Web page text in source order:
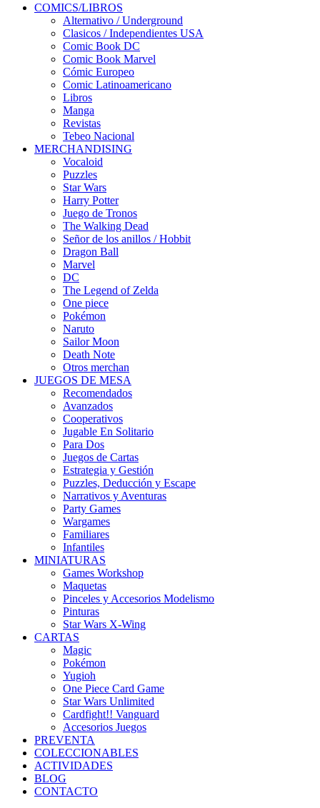
COMICS/LIBROS
Alternativo / Underground
Clasicos / Independientes USA
Comic Book DC
Comic Book Marvel
Cómic Europeo
Comic Latinoamericano
Libros
Manga
Revistas
Tebeo Nacional
MERCHANDISING
Vocaloid
Puzzles
Star Wars
Harry Potter
Juego de Tronos
The Walking Dead
Señor de los anillos / Hobbit
Dragon Ball
Marvel
DC
The Legend of Zelda
One piece
Pokémon
Naruto
Sailor Moon
Death Note
Otros merchan
JUEGOS DE MESA
Recomendados
Avanzados
Cooperativos
Jugable En Solitario
Para Dos
Juegos de Cartas
Estrategia y Gestión
Puzzles, Deducción y Escape
Narrativos y Aventuras
Party Games
Wargames
Familiares
Infantiles
MINIATURAS
Games Workshop
Maquetas
Pinceles y Accesorios Modelismo
Pinturas
Star Wars X-Wing
CARTAS
Magic
Pokémon
Yugioh
One Piece Card Game
Star Wars Unlimited
Cardfight!! Vanguard
Accesorios Juegos
PREVENTA
COLECCIONABLES
ACTIVIDADES
BLOG
CONTACTO